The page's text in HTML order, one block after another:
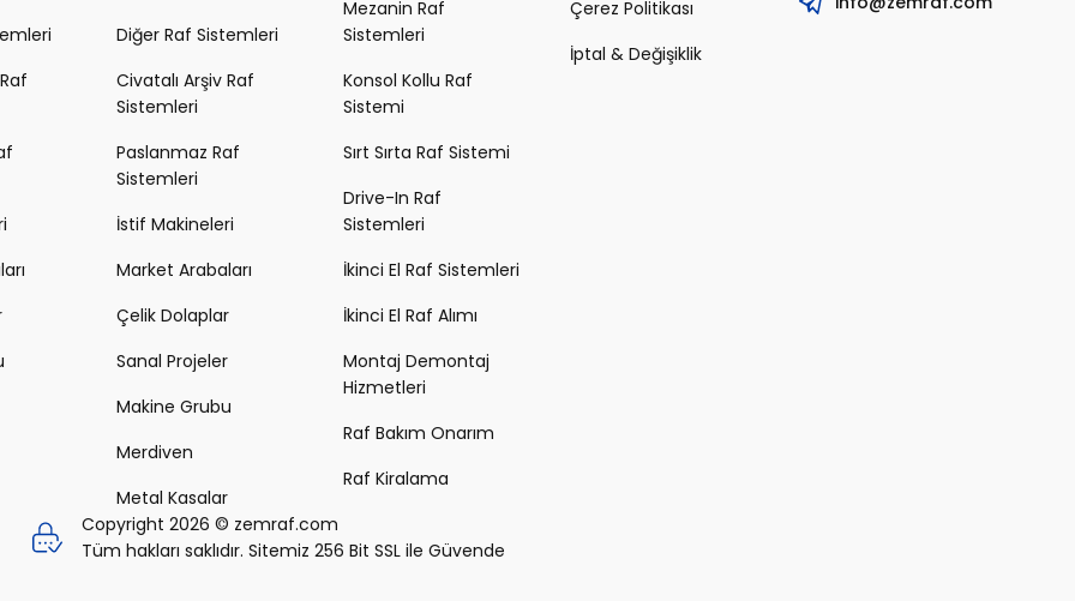
Diğer Raf Sistemleri
Civatalı Arşiv Raf
Sistemleri
Paslanmaz Raf
Sistemleri
İstif Makineleri
Market Arabaları
Çelik Dolaplar
Sanal Projeler
Makine Grubu
Merdiven
Metal Kasalar
Mezanin Raf
Sistemleri
Konsol Kollu Raf
Sistemi
Sırt Sırta Raf Sistemi
Drive-In Raf
Sistemleri
İkinci El Raf Sistemleri
İkinci El Raf Alımı
Montaj Demontaj
Hizmetleri
Raf Bakım Onarım
Raf Kiralama
Çerez Politikası
İptal & Değişiklik
Copyright 2026 © zemraf.com
Tüm hakları saklıdır. Sitemiz 256 Bit SSL ile Güvende